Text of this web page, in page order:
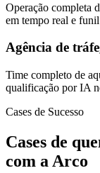
Operação completa
em tempo real e
Agência de
Time completo de
qualificação por IA
Cases de Sucesso
Cases de
com a Arco